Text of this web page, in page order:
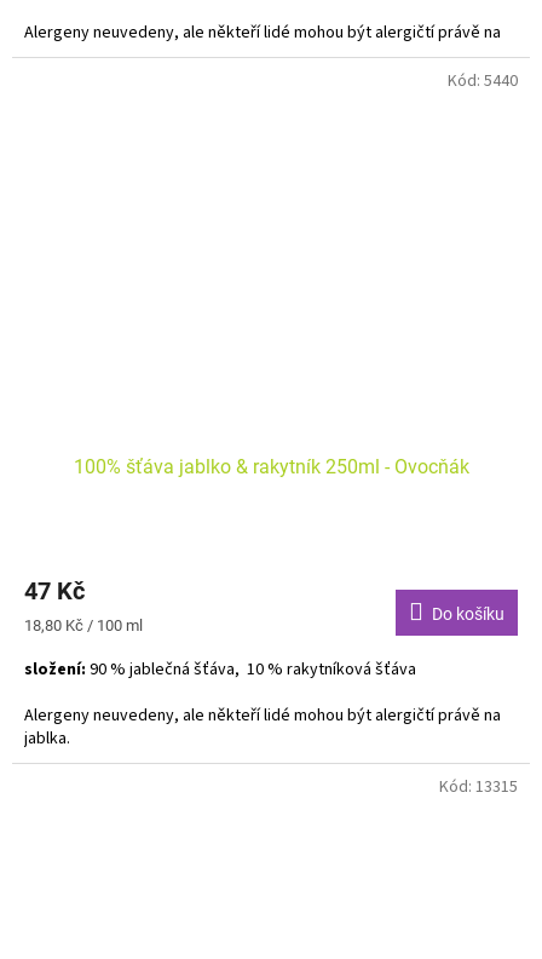
Alergeny neuvedeny, ale někteří lidé mohou být alergičtí právě na
jablka.
100% šťáva jablko & rakytník 250ml - Ovocňák
produktu
je
3,0
z
hvězdiček.
47 Kč
Měrná
18,80 Kč / 100 ml
Do košíku
složení: 90 % jablečná šťáva, 10 % rakytníková šťáva
Alergeny neuvedeny, ale někteří lidé mohou být alergičtí právě na
jablka.
Kód: 5440
Kód: 13315